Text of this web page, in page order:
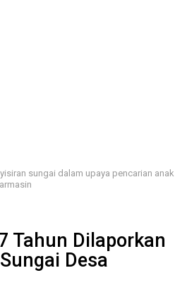
sungai dalam upaya pencarian anak
Tahun Dilaporkan
Desa